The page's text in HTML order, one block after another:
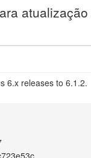
6.x releases to 6.1.2.